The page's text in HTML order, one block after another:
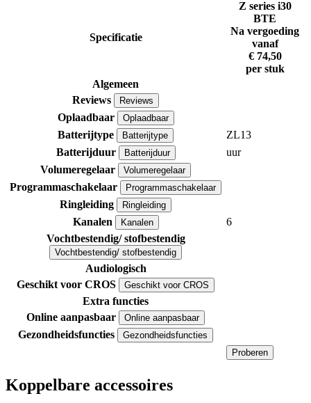
Specificatie
Z series i30
BTE
Na vergoeding
vanaf
€ 74,50
per stuk
Algemeen
Reviews
Reviews
Oplaadbaar Oplaadbaar
Batterijtype Batterijtype
ZL13
Batterijduur
Batterijduur
uur
Volumeregelaar
Volumeregelaar
Programmaschakelaar Programmaschakelaar
Ringleiding Ringleiding
Kanalen Kanalen
6
Vochtbestendig/ stofbestendig
Vochtbestendig/ stofbestendig
Audiologisch
Geschikt voor CROS
Geschikt voor CROS
Extra functies
Online aanpasbaar
Online aanpasbaar
Gezondheidsfuncties
Gezondheidsfuncties
Proberen
Koppelbare accessoires